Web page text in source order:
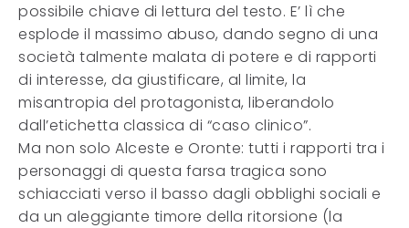
possibile chiave di lettura del testo. E’ lì che
esplode il massimo abuso, dando segno di una
società talmente malata di potere e di rapporti
di interesse, da giustificare, al limite, la
misantropia del protagonista, liberandolo
dall’etichetta classica di “caso clinico”.
Ma non solo Alceste e Oronte: tutti i rapporti tra i
personaggi di questa farsa tragica sono
schiacciati verso il basso dagli obblighi sociali e
da un aleggiante timore della ritorsione (la